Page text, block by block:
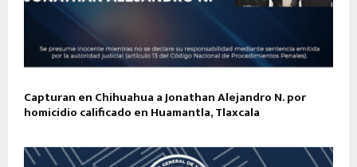
Capturan en Chihuahua a Jonathan Alejandro N. por
homicidio calificado en Huamantla, Tlaxcala